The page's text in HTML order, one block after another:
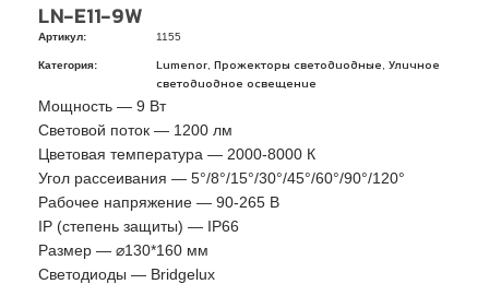
LN-E11-9W
Артикул: 1155
Категория: Lumenor Прожекторы светодиодные
Уличное
светодиодное освещение
Мощность — 9 Вт
Световой поток — 1200 лм
Цветовая температура — 2000-8000 К
Угол рассеивания — 5°/8°/15°/30°/45°/60°/90°/120°
Рабочее напряжение — 90-265 В
IP (степень защиты) — IP66
Pазмер — ⌀130*160 мм
Светодиоды — Bridgelux